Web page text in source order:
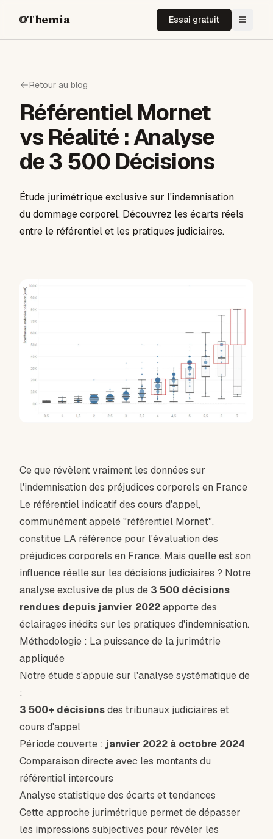
Themia Essai gratuit
Retour au blog
Référentiel Mornet
vs Réalité : Analyse
de 3 500 Décisions
Étude jurimétrique exclusive sur l'indemnisation
du dommage corporel. Découvrez les écarts réels
entre le référentiel et les pratiques judiciaires.
Ce que révèlent vraiment les données sur
l'indemnisation des préjudices corporels en France
Le référentiel indicatif des cours d'appel,
communément appelé "référentiel Mornet",
constitue LA référence pour l'évaluation des
préjudices corporels en France. Mais quelle est son
influence réelle sur les décisions judiciaires ? Notre
analyse exclusive de plus de 3 500 décisions
rendues depuis janvier 2022apporte des
éclairages inédits sur les pratiques d'indemnisation.
Méthodologie : La puissance de la jurimétrie
appliquée
Notre étude s'appuie sur l'analyse systématique de
:
3 500+ décisionsdes tribunaux judiciaires et
cours d'appel
Période couverte : janvier 2022 à octobre 2024
Comparaison directe avec les montants du
référentiel intercours
Analyse statistique des écarts et tendances
Cette approche jurimétrique permet de dépasser
les impressions subjectives pour révéler les